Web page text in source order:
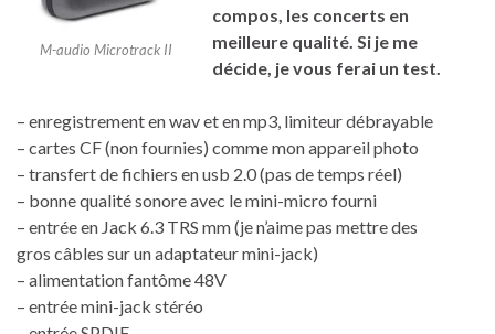
M-audio Microtrack II
compos, les concerts en
meilleure qualité. Si je me
décide, je vous ferai un test.
– enregistrement en wav et en mp3, limiteur débrayable
– cartes CF (non fournies) comme mon appareil photo
– transfert de fichiers en usb 2.0 (pas de temps réel)
– bonne qualité sonore avec le mini-micro fourni
– entrée en Jack 6.3 TRS mm (je n’aime pas mettre des
gros câbles sur un adaptateur mini-jack)
– alimentation fantôme 48V
– entrée mini-jack stéréo